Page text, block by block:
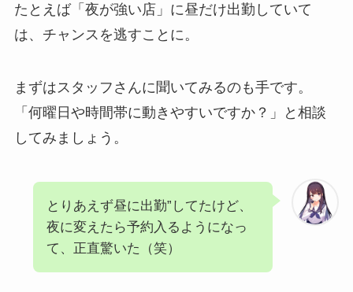
たとえば「夜が強い店」に昼だけ出勤していて
は、チャンスを逃すことに。
まずはスタッフさんに聞いてみるのも手です。
「何曜日や時間帯に動きやすいですか？」と相談
してみましょう。
とりあえず昼に出勤”してたけど、
夜に変えたら予約入るようになっ
て、正直驚いた（笑）